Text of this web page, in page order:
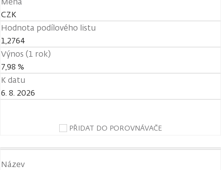
CZK
Hodnota podílového listu
1,2764
Výnos (1 rok)
7,98 %
K datu
6. 8. 2026
PŘIDAT DO POROVNÁVAČE
Název